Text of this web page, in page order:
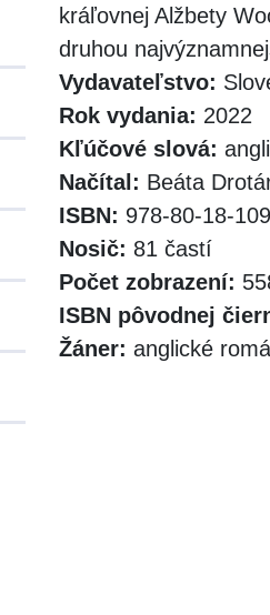
kráľovnej Alžbety
druhou
Vydavateľstvo:
Rok vydania: 2022
Kľúčové slová:
Načítal: Beáta
ISBN: 978-80-18-
Nosič: 81 častí
Počet zobrazení:
ISBN pôvodnej
Žáner: anglické